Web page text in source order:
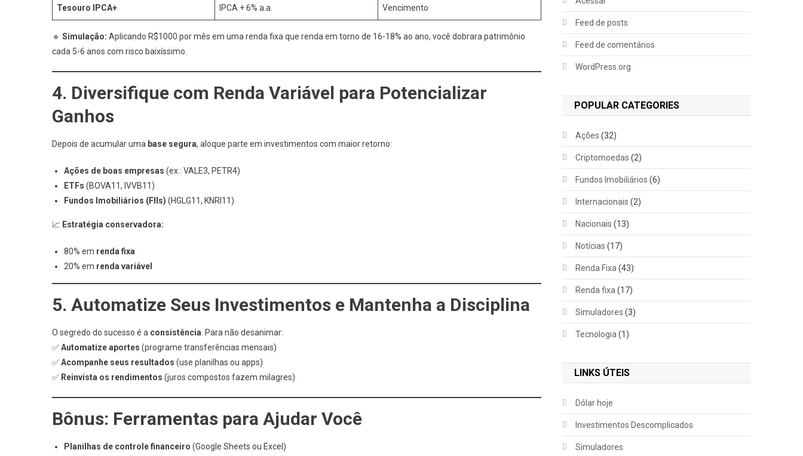
Tesouro IPCA+ IPCA + 6% a.a. Vencimento
🔹 Simulação: Aplicando R$1000 por mês em uma renda fixa que renda em torno de 16-18% ao ano, você dobrara patrimônio
cada 5-6 anos com risco baixíssimo.
4. Diversifique com Renda Variável para Potencializar
Ganhos
Depois de acumular uma base segura, aloque parte em investimentos com maior retorno:
Ações de boas empresas (ex.: VALE3, PETR4)
ETFs (BOVA11, IVVB11)
Fundos Imobiliários (FIIs) (HGLG11, KNRI11)
📈 Estratégia conservadora:
80% em renda fixa
20% em renda variável
5. Automatize Seus Investimentos e Mantenha a Disciplina
O segredo do sucesso é a consistência . Para não desanimar:
✅Automatize aportes (programe transferências mensais)
✅Acompanhe seus resultados (use planilhas ou apps)
✅ Reinvista os rendimentos (juros compostos fazem milagres)
Bônus: Ferramentas para Ajudar Você
Planilhas de controle financeiro (Google Sheets ou Excel)
Feed de posts
Feed de comentários
WordPress.org
POPULAR CATEGORIES
Ações (32)
Criptomoedas (2)
Fundos Imobiliários (6)
Internacionais (2)
Nacionais (13)
Notícias (17)
Renda Fixa (43)
Renda fixa (17)
Simuladores (3)
Tecnologia (1)
LINKS ÚTEIS
Dólar hoje
Investimentos Descomplicados
Simuladores